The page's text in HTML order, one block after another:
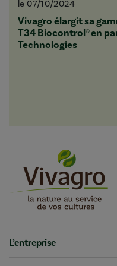
le 07/10/2024
Vivagro élargit sa
T34 Biocontrol® en
Technologies
L’entreprise